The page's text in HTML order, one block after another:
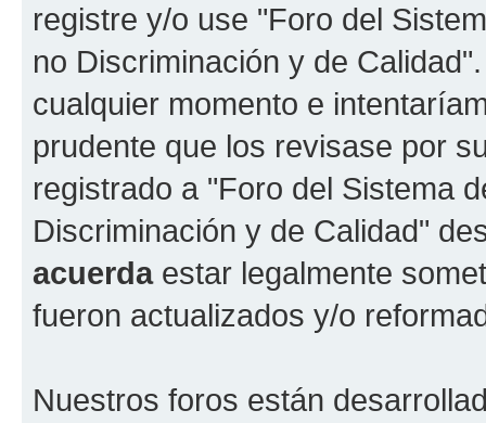
registre y/o use "Foro del
no Discriminación y de
cualquier momento e
prudente que los revisase por
registrado a "Foro del Sistema
Discriminación y de Calidad"
acuerdaestar legalmente
fueron actualizados y/o
Nuestros foros están